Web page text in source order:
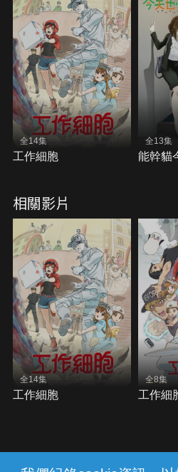
全14集
工作細胞
全13集
能幹貓
相關影片
全14集
工作細胞
全8集
工作細